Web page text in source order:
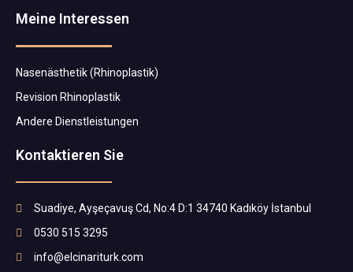
Meine Interessen
Nasenästhetik (Rhinoplastik)
Revision Rhinoplastik
Andere Dienstleistungen
Kontaktieren Sie
Suadiye, Ayşeçavuş Cd, No:4 D:1 34740 Kadıköy İstanbul
0530 515 3295
info@elcinariturk.com